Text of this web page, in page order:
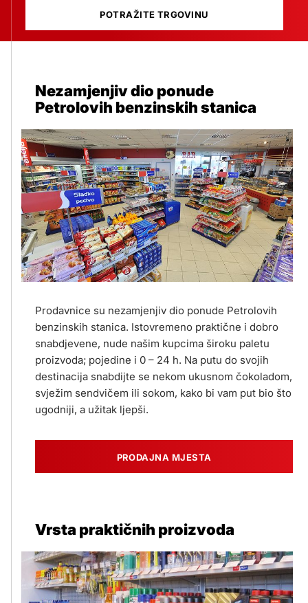
POTRAŽITE TRGOVINU
Nezamjenjiv dio ponude
Petrolovih benzinskih stanica
Prodavnice su nezamjenjiv dio ponude Petrolovih
benzinskih stanica. Istovremeno praktične i dobro
snabdjevene, nude našim kupcima široku paletu
proizvoda; pojedine i 0 – 24 h. Na putu do svojih
destinacija snabdijte se nekom ukusnom čokoladom,
svježim sendvičem ili sokom, kako bi vam put bio što
ugodniji, a užitak ljepši.
PRODAJNA MJESTA
Vrsta praktičnih proizvoda